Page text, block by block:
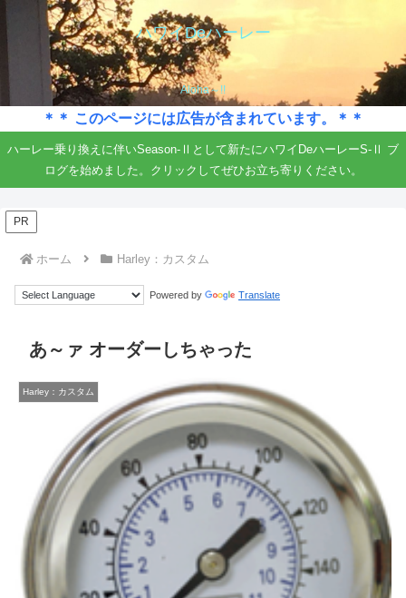
ハワイDeハーレー
Aloha～!!
＊＊ このページには広告が含まれています。＊＊
ハーレー乗り換えに伴いSeason-Ⅱとして新たにハワイDeハーレーS-Ⅱ ブ
ログを始めました。クリックしてぜひお立ち寄りください。
PR
ホーム Harley：カスタム
Powered by Translate
あ～ァ オーダーしちゃった
Harley：カスタム